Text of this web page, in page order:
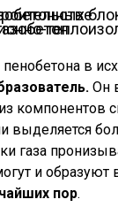
конструкционно-теплоизоляционный газобетон
в
Он
компонентов
выделяется
газа
и образуют
пор.